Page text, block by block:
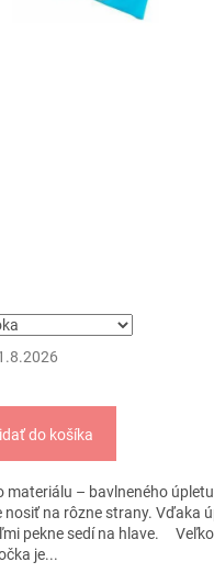
do košíka
materiálu – bavlneného
nosiť na rôzne strany. Vďaka
pekne sedí na hlave.
je...